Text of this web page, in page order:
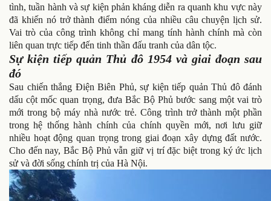
tình, tuần hành và sự kiện phản kháng diễn ra quanh khu vực này
đã khiến nó trở thành điểm nóng của nhiều câu chuyện lịch sử.
Vai trò của công trình không chỉ mang tính hành chính mà còn
liên quan trực tiếp đến tinh thần đấu tranh của dân tộc.
Sự kiện tiếp quản Thủ đô 1954 và giai đoạn sau
đó
Sau chiến thắng Điện Biên Phủ, sự kiện tiếp quản Thủ đô đánh
dấu cột mốc quan trọng, đưa Bắc Bộ Phủ bước sang một vai trò
mới trong bộ máy nhà nước trẻ. Công trình trở thành một phần
trong hệ thống hành chính của chính quyền mới, nơi lưu giữ
nhiều hoạt động quan trọng trong giai đoạn xây dựng đất nước.
Cho đến nay, Bắc Bộ Phủ vẫn giữ vị trí đặc biệt trong ký ức lịch
sử và đời sống chính trị của Hà Nội.